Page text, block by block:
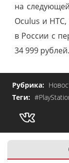
на
Oculus и
в России с
34 999 рублей.
Рубрика:
Теги: